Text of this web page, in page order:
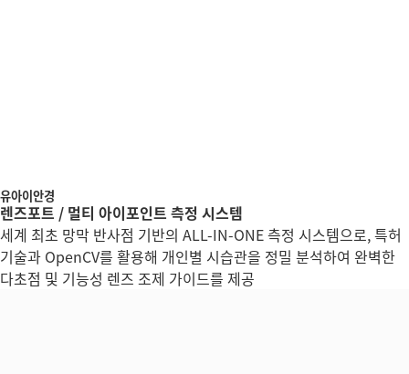
유아이안경
렌즈포트 / 멀티 아이포인트 측정 시스템
세계 최초 망막 반사점 기반의 ALL-IN-ONE 측정 시스템으로, 특허
기술과 OpenCV를 활용해 개인별 시습관을 정밀 분석하여 완벽한
다초점 및 기능성 렌즈 조제 가이드를 제공